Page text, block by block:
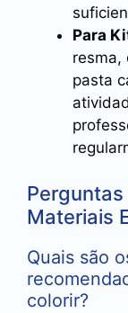
Para
resma,
pasta
Materiais
Quais são
colorir?